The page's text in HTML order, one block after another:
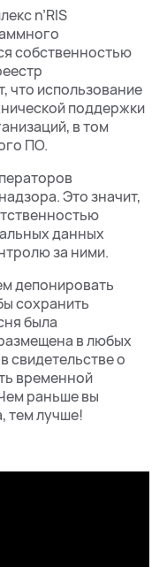
n’RIS
собственностью
что использование
поддержки
в том
ПО.
Это значит,
данных
за ними.
депонировать
сохранить
была
в любых
свидетельстве о
временной
раньше вы
тем лучше!